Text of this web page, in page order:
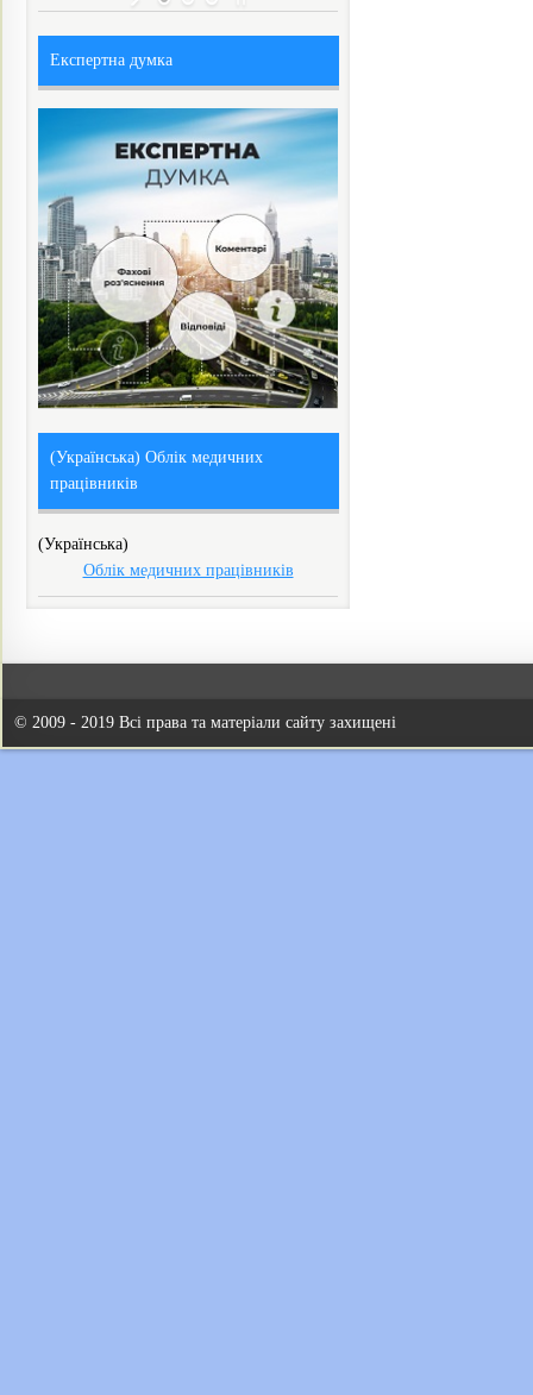
Експертна думка
(Українська) Облік медичних
працівників
(Українська)
Облік медичних працівників
© 2009 - 2019 Всі права та матеріали сайту захищені